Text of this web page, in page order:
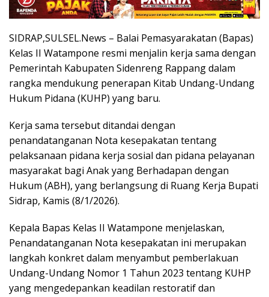
SIDRAP,SULSEL.News – Balai Pemasyarakatan (Bapas)
Kelas II Watampone resmi menjalin kerja sama dengan
Pemerintah Kabupaten Sidenreng Rappang dalam
rangka mendukung penerapan Kitab Undang-Undang
Hukum Pidana (KUHP) yang baru.
Kerja sama tersebut ditandai dengan
penandatanganan Nota kesepakatan tentang
pelaksanaan pidana kerja sosial dan pidana pelayanan
masyarakat bagi Anak yang Berhadapan dengan
Hukum (ABH), yang berlangsung di Ruang Kerja Bupati
Sidrap, Kamis (8/1/2026).
Kepala Bapas Kelas II Watampone menjelaskan,
Penandatanganan Nota kesepakatan ini merupakan
langkah konkret dalam menyambut pemberlakuan
Undang-Undang Nomor 1 Tahun 2023 tentang KUHP
yang mengedepankan keadilan restoratif dan